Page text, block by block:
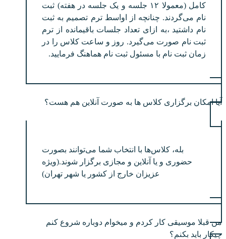
کامل (معمولا ۱۲ جلسه و یک جلسه در هفته) ثبت
نام می‌گردند. چنانچه از اواسط ترم تصمیم به ثبت
نام داشتید ،به ازای تعداد جلسات باقیمانده از ترم
ثبت نام صورت می‌گیرد. روز و ساعت کلاس را در
زمان ثبت نام با مسئول ثبت نام هماهنگ فرمایید.
آیا امکان برگزاری کلاس ها به صورت آنلاین هم هست؟
بله، کلاس‌ها با انتخاب شما می‌توانند بصورت
حضوری و یا آنلاین و مجازی برگزار شوند.(ویژه
عزیزان خارج از کشور یا شهر تهران)
من قبلا موسیقی کار کردم و میخوام دوباره شروع کنم
چیکار باید بکنم؟